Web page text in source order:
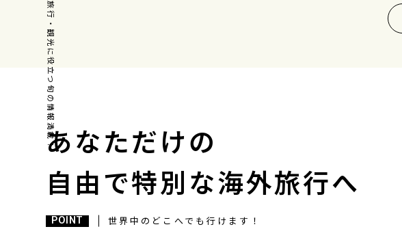
旅行・観光に役立つ旬の情報満載！
あなただけの
自由で特別な海外旅行へ
POINT 世界中のどこへでも行けます！